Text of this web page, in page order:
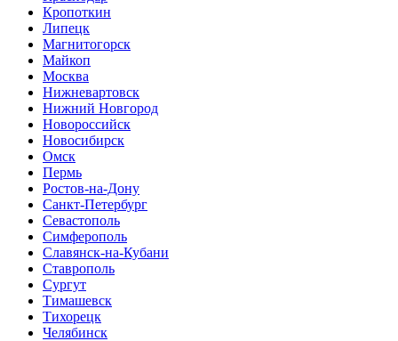
Кропоткин
Липецк
Магнитогорск
Майкоп
Москва
Нижневартовск
Нижний Новгород
Новороссийск
Новосибирск
Омск
Пермь
Ростов-на-Дону
Санкт-Петербург
Севастополь
Симферополь
Славянск-на-Кубани
Ставрополь
Сургут
Тимашевск
Тихорецк
Челябинск